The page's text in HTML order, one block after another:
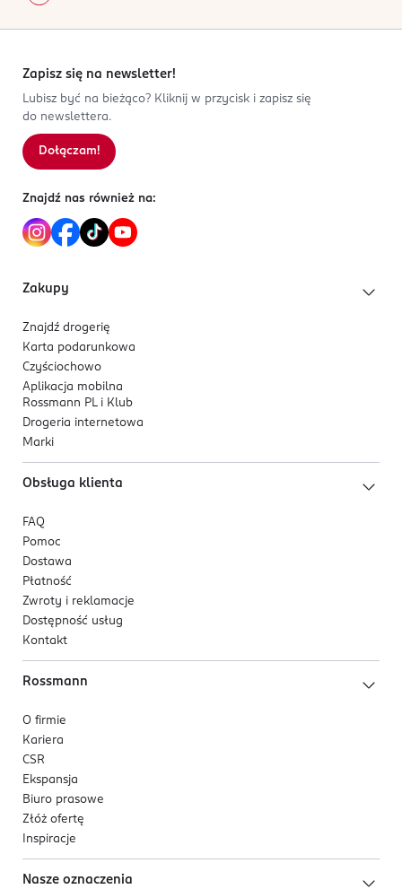
Zapisz się na newsletter!
Lubisz być na bieżąco? Kliknij w przycisk i zapisz się
do newslettera.
Dołączam!
Znajdź nas również na:
Zakupy
Znajdź drogerię
Karta podarunkowa
Czyściochowo
Aplikacja mobilna
Rossmann PL i Klub
Drogeria internetowa
Marki
Obsługa klienta
FAQ
Pomoc
Dostawa
Płatność
Zwroty i reklamacje
Dostępność usług
Kontakt
Rossmann
O firmie
Kariera
CSR
Ekspansja
Biuro prasowe
Złóż ofertę
Inspiracje
Nasze oznaczenia